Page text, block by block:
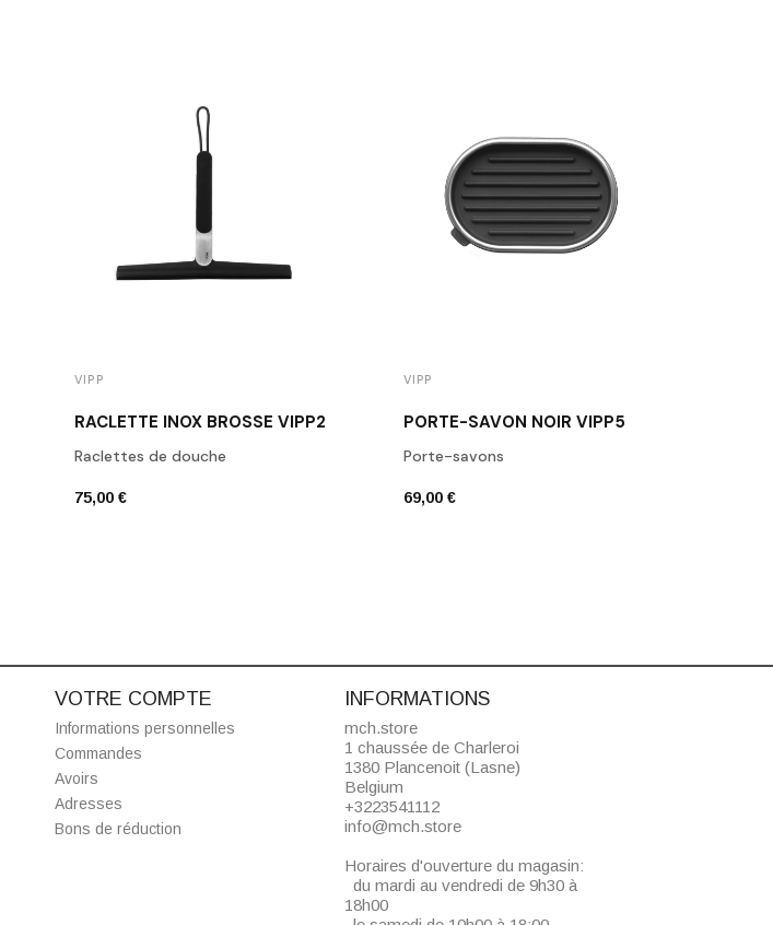
VIPP
RACLETTE INOX BROSSÉ VIPP2
Raclettes de douche
75,00 €
VIPP
PORTE-SAVON NOIR VIPP5
Porte-savons
69,00 €
VOTRE COMPTE
Informations personnelles
Commandes
Avoirs
Adresses
Bons de réduction
INFORMATIONS
mch.store
1 chaussée de Charleroi
1380 Plancenoit (Lasne)
Belgium
+3223541112
info@mch.store
Horaires d'ouverture du magasin:
du mardi au vendredi de 9h30 à
18h00